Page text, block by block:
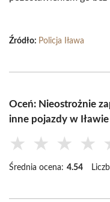
Źródło: Policja Iława
Oceń: Nieostrożnie
inne pojazdy w Iławie
★ ★ ★ ★
Średnia ocena: 4.54